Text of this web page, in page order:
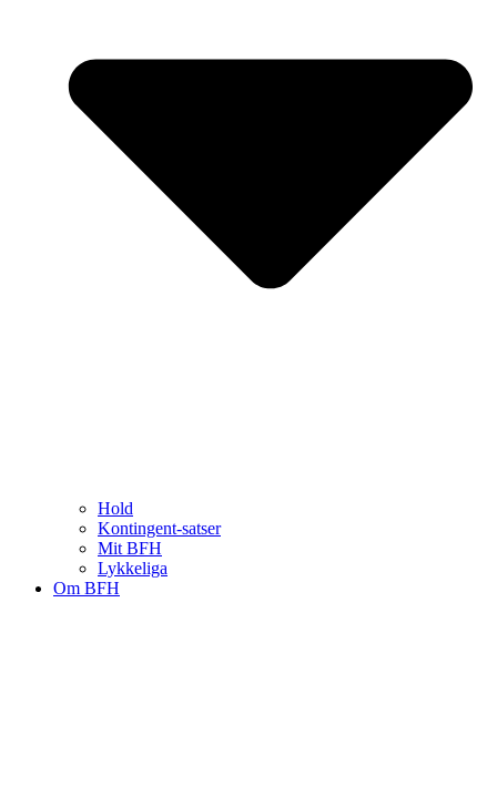
Hold
Kontingent-satser
Mit BFH
Lykkeliga
Om BFH